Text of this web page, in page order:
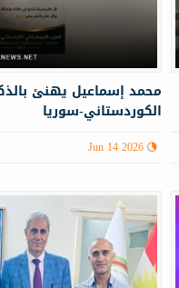
الكوردستاني-سوريا
Jun 14 2026